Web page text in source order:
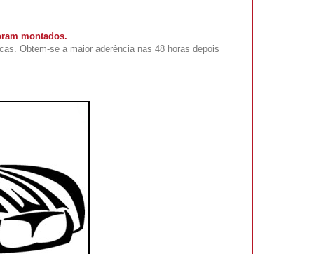
montados.
Obtem-se a maior aderência nas 48 horas depois